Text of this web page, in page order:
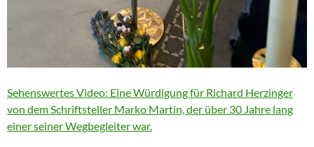
Sehenswertes Video: Eine Würdigung für Richard Herzinger
von dem Schriftsteller Marko Martin, der über 30 Jahre lang
einer seiner Wegbegleiter war.